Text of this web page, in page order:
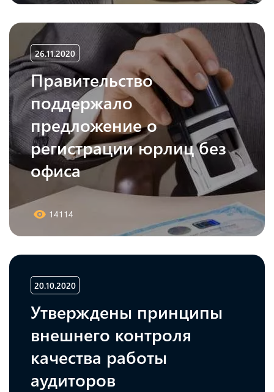
26.11.2020
Правительство
поддержало
предложение о
регистрации юрлиц без
офиса
14114
20.10.2020
Утверждены принципы
внешнего контроля
качества работы
аудиторов